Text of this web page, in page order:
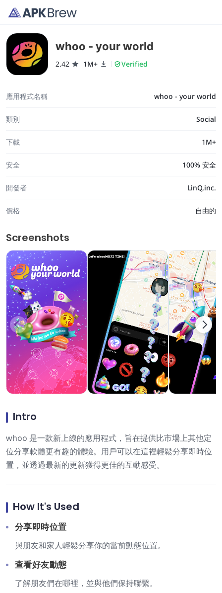
whoo - your world
2.42 1M+ Verified
應用程式名稱 whoo - your world
類別 Social
下載 1M+
安全 100% 安全
開發者 LinQ,inc.
價格 自由的
Screenshots
Intro
whoo 是一款新上線的應用程式，旨在提供比市場上其他定
位分享軟體更有趣的體驗。用戶可以在這裡輕鬆分享即時位
置，並透過最新的更新獲得更佳的互動感受。
How It's Used
分享即時位置
與朋友和家人輕鬆分享你的當前動態位置。
查看好友動態
了解朋友們在哪裡，並與他們保持聯繫。